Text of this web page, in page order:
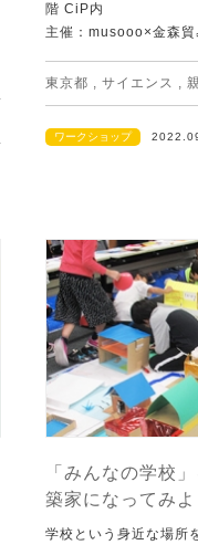
階 CiP内
主催：musooo×金森貿
東京都 , サイエンス ,
ワークショップ
「みんなの学校
築家になってみ
学校という身近な場所